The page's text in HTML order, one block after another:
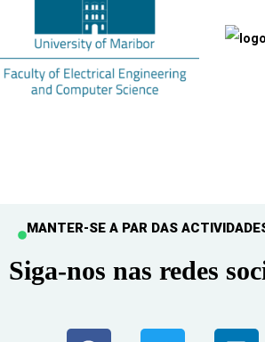
MANTER-SE A PAR DAS
Siga-nos nas redes